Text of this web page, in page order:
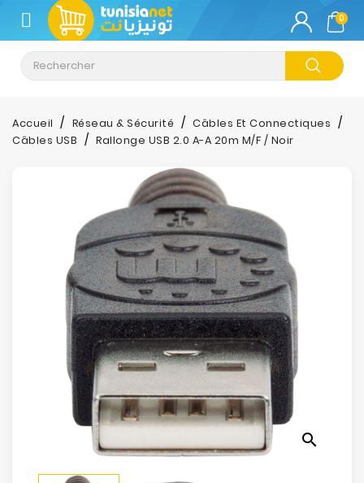
CATÉGORIE
Climatisation
Informatique
Impression
Stockage
Electroménager
Bureautique
0
Accueil Réseau & Sécurité
Câbles Et Connectiques
Câbles USB
Rallonge USB 2.0 A-A 20m M/F / Noir
search